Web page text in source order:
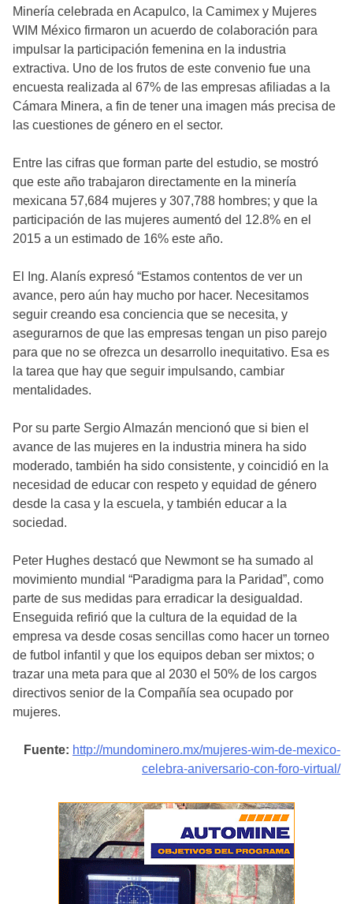
Minería celebrada en Acapulco, la Camimex y Mujeres
WIM México firmaron un acuerdo de colaboración para
impulsar la participación femenina en la industria
extractiva. Uno de los frutos de este convenio fue una
encuesta realizada al 67% de las empresas afiliadas a la
Cámara Minera, a fin de tener una imagen más precisa de
las cuestiones de género en el sector.
Entre las cifras que forman parte del estudio, se mostró
que este año trabajaron directamente en la minería
mexicana 57,684 mujeres y 307,788 hombres; y que la
participación de las mujeres aumentó del 12.8% en el
2015 a un estimado de 16% este año.
El Ing. Alanís expresó “Estamos contentos de ver un
avance, pero aún hay mucho por hacer. Necesitamos
seguir creando esa conciencia que se necesita, y
asegurarnos de que las empresas tengan un piso parejo
para que no se ofrezca un desarrollo inequitativo. Esa es
la tarea que hay que seguir impulsando, cambiar
mentalidades.
Por su parte Sergio Almazán mencionó que si bien el
avance de las mujeres en la industria minera ha sido
moderado, también ha sido consistente, y coincidió en la
necesidad de educar con respeto y equidad de género
desde la casa y la escuela, y también educar a la
sociedad.
Peter Hughes destacó que Newmont se ha sumado al
movimiento mundial “Paradigma para la Paridad”, como
parte de sus medidas para erradicar la desigualdad.
Enseguida refirió que la cultura de la equidad de la
empresa va desde cosas sencillas como hacer un torneo
de futbol infantil y que los equipos deban ser mixtos; o
trazar una meta para que al 2030 el 50% de los cargos
directivos senior de la Compañía sea ocupado por
mujeres.
Fuente: http://mundominero.mx/mujeres-wim-de-mexico-
celebra-aniversario-con-foro-virtual/